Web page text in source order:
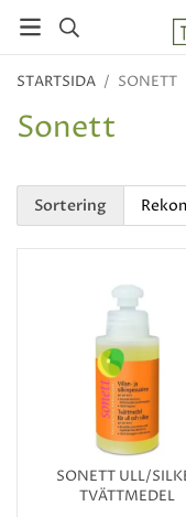
STARTSIDA / SONETT
Sonett
Sortering
SONETT ULL/
TVÄTTMEDEL